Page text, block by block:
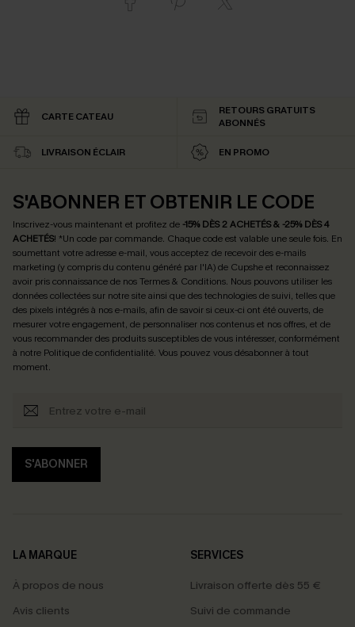
CARTE CATEAU
RETOURS GRATUITS
ABONNÉS
LIVRAISON ÉCLAIR EN PROMO
S'ABONNER ET OBTENIR LE CODE
Inscrivez-vous maintenant et profitez de -15% DÈS 2 ACHETÉS & -25% DÈS 4
ACHETÉS! *Un code par commande. Chaque code est valable une seule fois. En
soumettant votre adresse e-mail, vous acceptez de recevoir des e-mails
marketing (y compris du contenu généré par l'IA) de Cupshe et reconnaissez
avoir pris connaissance de nosTermes & Conditions. Nous pouvons utiliser les
données collectées sur notre site ainsi que des technologies de suivi, telles que
des pixels intégrés à nos e-mails, afin de savoir si ceux-ci ont été ouverts, de
mesurer votre engagement, de personnaliser nos contenus et nos offres, et de
vous recommander des produits susceptibles de vous intéresser, conformément
à notre Politique de confidentialité. Vous pouvez vous désabonner à tout
moment.
S'ABONNER
LA MARQUE
À propos de nous
Avis clients
SERVICES
Livraison offerte dès 55 €
Suivi de commande